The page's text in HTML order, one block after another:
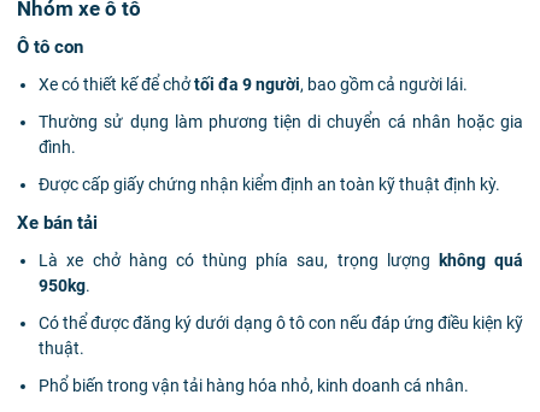
Nhóm xe ô tô
Ô tô con
Xe có thiết kế để chởtối đa 9 người, bao gồm cả người lái.
Thường sử dụng làm phương tiện di chuyển cá nhân hoặc gia
đình.
Được cấp giấy chứng nhận kiểm định an toàn kỹ thuật định kỳ.
Xe bán tải
Là xe chở hàng có thùng phía sau, trọng lượng
không quá
950kg.
Có thể được đăng ký dưới dạng ô tô con nếu đáp ứng điều kiện kỹ
thuật.
Phổ biến trong vận tải hàng hóa nhỏ, kinh doanh cá nhân.